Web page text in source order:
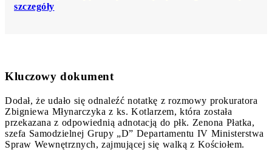
szczegóły
Kluczowy dokument
Dodał, że udało się odnaleźć notatkę z rozmowy prokuratora
Zbigniewa Młynarczyka z ks. Kotlarzem, która została
przekazana z odpowiednią adnotacją do płk. Zenona Płatka,
szefa Samodzielnej Grupy „D” Departamentu IV Ministerstwa
Spraw Wewnętrznych, zajmującej się walką z Kościołem.